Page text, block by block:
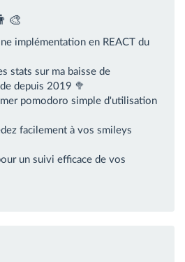
implémentation en REACT du
stats sur ma baisse de
depuis 2019 🥦
pomodoro simple d'utilisation
facilement à vos smileys
un suivi efficace de vos